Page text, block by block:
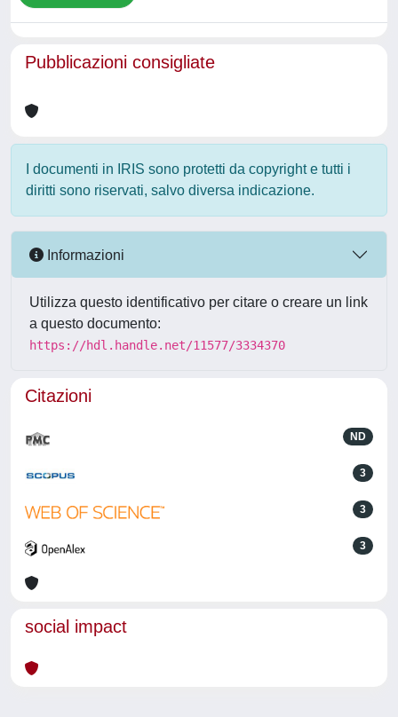
Pubblicazioni consigliate
I documenti in IRIS sono protetti da copyright e tutti i
diritti sono riservati, salvo diversa indicazione.
Informazioni
Utilizza questo identificativo per citare o creare un link
a questo documento:
https://hdl.handle.net/11577/3334370
Citazioni
ND
3
3
3
social impact